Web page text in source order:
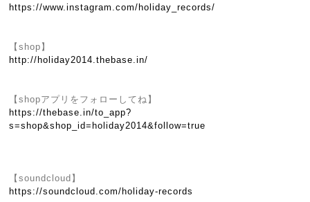
https://www.instagram.com/holiday_records/
【shop】
http://holiday2014.thebase.in/
【shopアプリをフォローしてね】
https://thebase.in/to_app?
s=shop&shop_id=holiday2014&follow=true
【soundcloud】
https://soundcloud.com/holiday-records